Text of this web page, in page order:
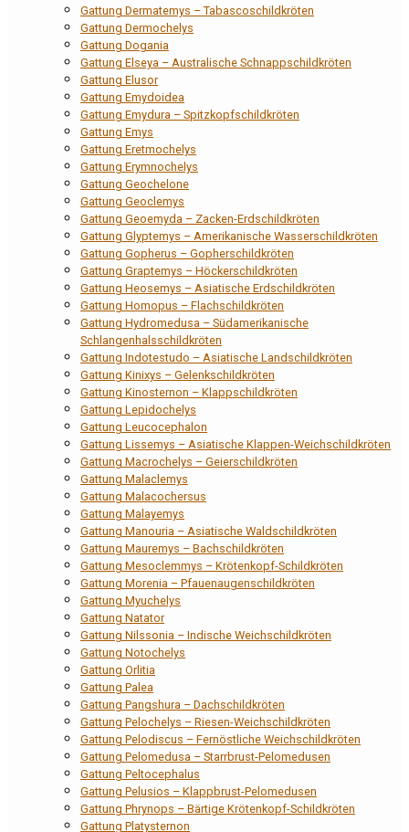
Gattung Dermatemys – Tabascoschildkröten
Gattung Dermochelys
Gattung Dogania
Gattung Elseya – Australische Schnappschildkröten
Gattung Elusor
Gattung Emydoidea
Gattung Emydura – Spitzkopfschildkröten
Gattung Emys
Gattung Eretmochelys
Gattung Erymnochelys
Gattung Geochelone
Gattung Geoclemys
Gattung Geoemyda – Zacken-Erdschildkröten
Gattung Glyptemys – Amerikanische Wasserschildkröten
Gattung Gopherus – Gopherschildkröten
Gattung Graptemys – Höckerschildkröten
Gattung Heosemys – Asiatische Erdschildkröten
Gattung Homopus – Flachschildkröten
Gattung Hydromedusa – Südamerikanische
Schlangenhalsschildkröten
Gattung Indotestudo – Asiatische Landschildkröten
Gattung Kinixys – Gelenkschildkröten
Gattung Kinosternon – Klappschildkröten
Gattung Lepidochelys
Gattung Leucocephalon
Gattung Lissemys – Asiatische Klappen-Weichschildkröten
Gattung Macrochelys – Geierschildkröten
Gattung Malaclemys
Gattung Malacochersus
Gattung Malayemys
Gattung Manouria – Asiatische Waldschildkröten
Gattung Mauremys – Bachschildkröten
Gattung Mesoclemmys – Krötenkopf-Schildkröten
Gattung Morenia – Pfauenaugenschildkröten
Gattung Myuchelys
Gattung Natator
Gattung Nilssonia – Indische Weichschildkröten
Gattung Notochelys
Gattung Orlitia
Gattung Palea
Gattung Pangshura – Dachschildkröten
Gattung Pelochelys – Riesen-Weichschildkröten
Gattung Pelodiscus – Fernöstliche Weichschildkröten
Gattung Pelomedusa – Starrbrust-Pelomedusen
Gattung Peltocephalus
Gattung Pelusios – Klappbrust-Pelomedusen
Gattung Phrynops – Bärtige Krötenkopf-Schildkröten
Gattung Platysternon